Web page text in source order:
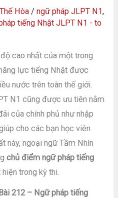
Hòa /ngữ pháp JLPT N1,
tiếng Nhật JLPT N1 - to
cao nhất của một trong
lực tiếng Nhật được
nước trên toàn thế giới.
N1 cũng được ưu tiên nằm
của chính phủ như nhập
cho các bạn học viên
này, ngoại ngữ Tầm Nhìn
chủ điểm ngữ pháp tiếng
trong kỳ thi.
Bài 212 – Ngữ pháp tiếng